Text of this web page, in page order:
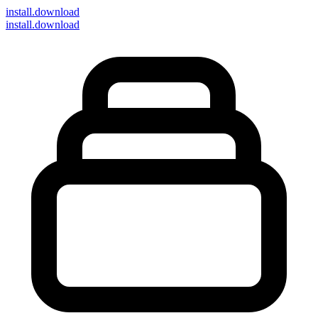
install.download
install.download